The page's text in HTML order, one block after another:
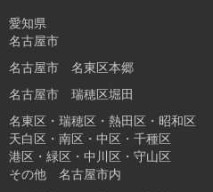
愛知県
名古屋市
名古屋市 名東区本郷
名古屋市 瑞穂区堀田
名東区・瑞穂区・熱田区・昭和区
天白区・南区・中区・千種区
港区・緑区・中川区・守山区
その他 名古屋市内